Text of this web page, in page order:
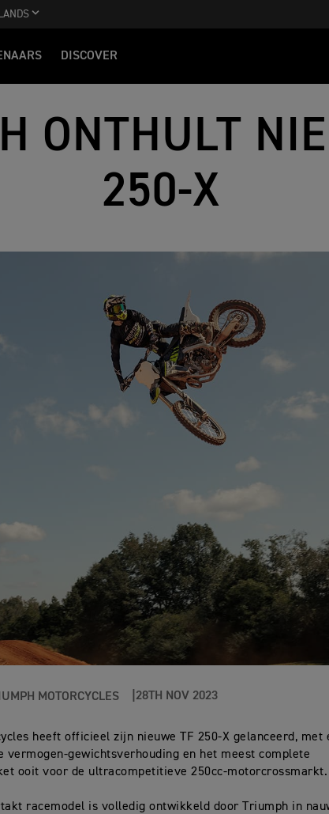
DISCOVER
ONTHULT
250-X
MOTORCYCLES 28TH NOV 2023
heeft officieel zijn nieuwe TF 250-X gelanceerd, met
vermogen-gewichtsverhouding en het meest complete
ooit voor de ultracompetitieve 250cc-motorcrossmarkt.
racemodel is volledig ontwikkeld door Triumph in